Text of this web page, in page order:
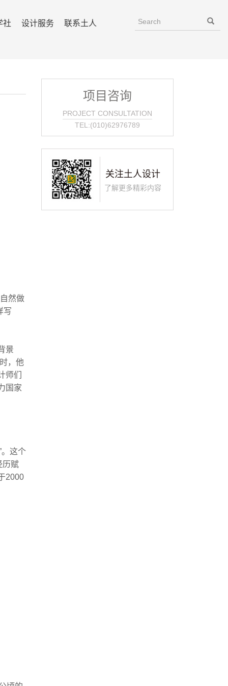
社 设计服务 联系土人
然做
写
景
，他
师们
国家
这个
历赋
2000
项目咨询
PROJECT CONSULTATION
TEL:(010)62976789
关注土人设计
了解更多精彩内容